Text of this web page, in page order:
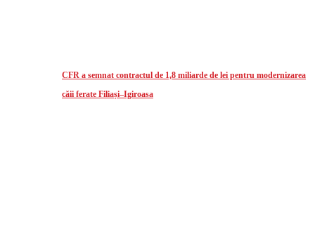
CFR a semnat contractul de 1,8 miliarde de lei pentru modernizarea
căii ferate Filiași–Igiroasa